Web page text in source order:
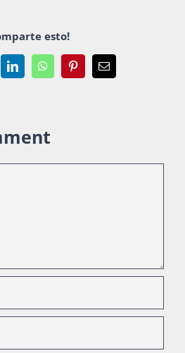
esto!
LinkedInWhatsAppPinterestEmail